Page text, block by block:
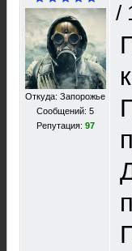
Откуда: Запорожье
Сообщений: 5
Репутация: 97
/